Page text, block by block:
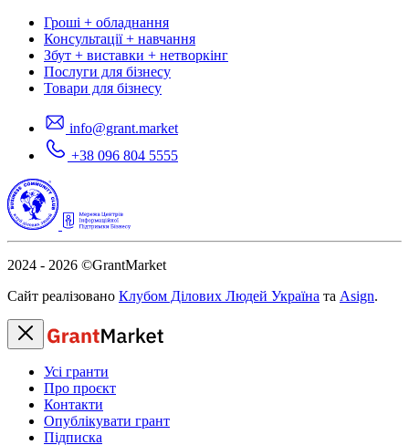
Гроші + обладнання
Консультації + навчання
Збут + виставки + нетворкінг
Послуги для бізнесу
Товари для бізнесу
info@grant.market
+38 096 804 5555
2024 - 2026 ©GrantMarket
Сайт реалізовано Клубом Ділових Людей Україна та Asign.
Усі гранти
Про проєкт
Контакти
Опублікувати грант
Підписка